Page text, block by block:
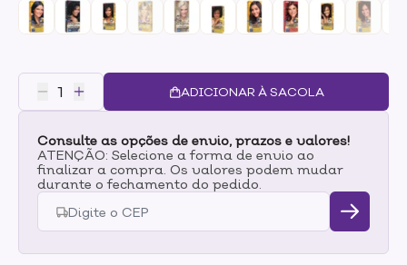
clarear ou escurecer os cabelos, realçar sua cor
natural, revelar reflexos ou cobrir os cabelos brancos.
creme 50g1 Tratamento 10g1 Par de luvas 1 Folheto
explicativo Modo de uso:Vide folheto explicativo.
ADICIONAR À SACOLA
Consulte as opções de envio, prazos e valores!
ATENÇÃO: Selecione a forma de envio ao
finalizar a compra. Os valores podem mudar
durante o fechamento do pedido.